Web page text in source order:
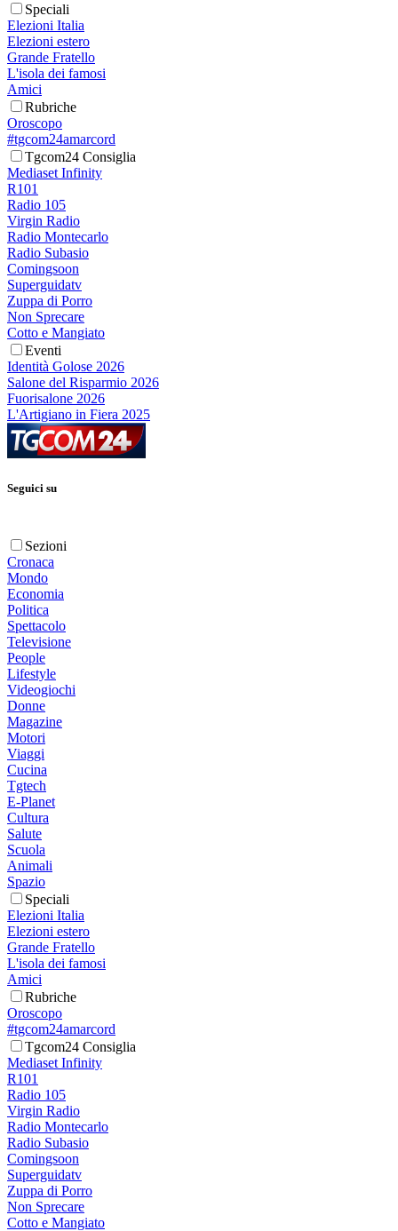
Speciali
Elezioni Italia
Elezioni estero
Grande Fratello
L'isola dei famosi
Amici
Rubriche
Oroscopo
#tgcom24amarcord
Tgcom24 Consiglia
Mediaset Infinity
R101
Radio 105
Virgin Radio
Radio Montecarlo
Radio Subasio
Comingsoon
Superguidatv
Zuppa di Porro
Non Sprecare
Cotto e Mangiato
Eventi
Identità Golose 2026
Salone del Risparmio 2026
Fuorisalone 2026
L'Artigiano in Fiera 2025
Seguici su
Sezioni
Cronaca
Mondo
Economia
Politica
Spettacolo
Televisione
People
Lifestyle
Videogiochi
Donne
Magazine
Motori
Viaggi
Cucina
Tgtech
E-Planet
Cultura
Salute
Scuola
Animali
Spazio
Speciali
Elezioni Italia
Elezioni estero
Grande Fratello
L'isola dei famosi
Amici
Rubriche
Oroscopo
#tgcom24amarcord
Tgcom24 Consiglia
Mediaset Infinity
R101
Radio 105
Virgin Radio
Radio Montecarlo
Radio Subasio
Comingsoon
Superguidatv
Zuppa di Porro
Non Sprecare
Cotto e Mangiato